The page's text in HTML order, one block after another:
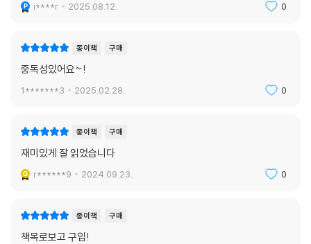
i****r 2025.08.12. 0
종이책 구매
중독성있어요~!
1*******3 2025.02.28. 0
종이책 구매
재미있게 잘 읽었습니다
r******9 2024.09.23. 0
종이책 구매
책목로보고 구입!